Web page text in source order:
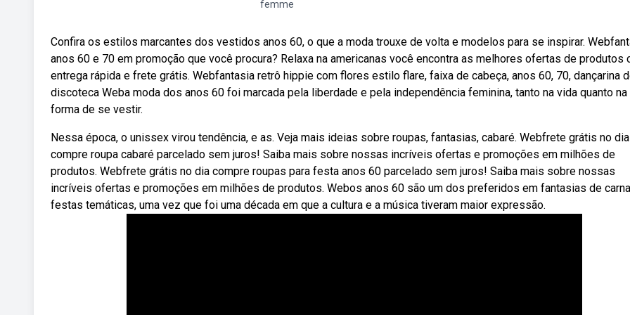
femme
Confira os estilos marcantes dos vestidos anos 60, o que a moda trouxe de volta e modelos para se inspirar.
anos 60 e 70 em promoção que você procura? Relaxa na americanas você encontra as melhores ofertas de produtos
entrega rápida e frete grátis. Webfantasia retrô hippie com flores estilo flare, faixa de cabeça, anos 60, 70, dançarina
discoteca Weba moda dos anos 60 foi marcada pela liberdade e pela independência feminina, tanto na vida quanto na
forma de se vestir.
Nessa época, o unissex virou tendência, e as. Veja mais ideias sobre roupas, fantasias, cabaré. Webfrete grátis no dia
compre roupa cabaré parcelado sem juros! Saiba mais sobre nossas incríveis ofertas e promoções em milhões de
produtos. Webfrete grátis no dia compre roupas para festa anos 60 parcelado sem juros! Saiba mais sobre nossas
incríveis ofertas e promoções em milhões de produtos. Webos anos 60 são um dos preferidos em fantasias de
festas temáticas, uma vez que foi uma década em que a cultura e a música tiveram maior expressão.